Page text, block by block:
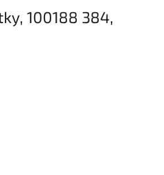
100188 384,